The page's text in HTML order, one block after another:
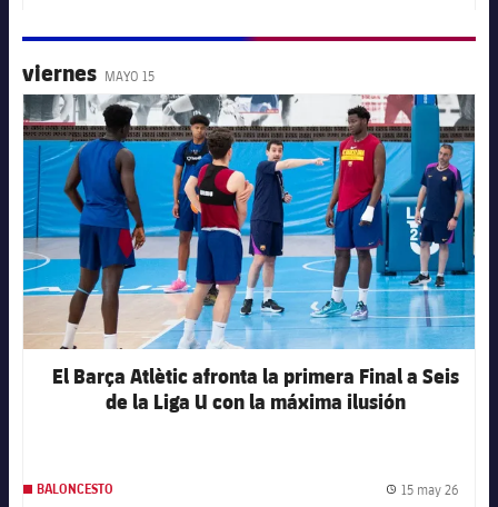
viernes MAYO 15
FC Barcelona club badge
El Barça Atlètic afronta la primera Final a Seis
de la Liga U con la máxima ilusión
BALONCESTO Fecha
15 may 26